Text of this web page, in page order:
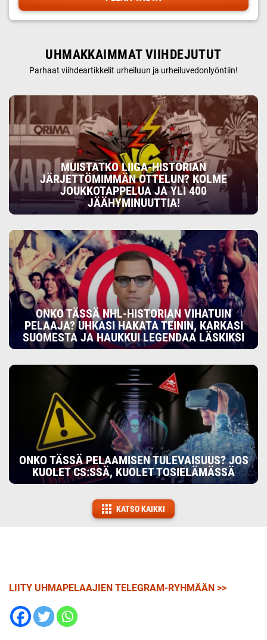
UHMAKKAIMMAT VIIHDEJUTUT
Parhaat viihdeartikkelit urheiluun ja urheiluvedonlyöntiin!
MUISTATKO LIIGA-HISTORIAN
JÄRJETTÖMIMMÄN OTTELUN? KOLME
JOUKKOTAPPELUA JA YLI 400
JÄÄHYMINUUTTIA!
ONKO TÄSSÄ NHL-HISTORIAN VIHATUIN
PELAAJA? UHKASI HAKATA TEININ, KARKASI
SUOMESTA JA HAUKKUI LEGENDAA LÄSKIKSI
ONKO TÄSSÄ PELAAMISEN TULEVAISUUS? JOS
KUOLET CS:SSÄ, KUOLET TOSIELÄMÄSSÄ
KATSO KAIKKI
LIITY UHMAPELAAJIEN TELEGRAM-RYHMÄÄN >>